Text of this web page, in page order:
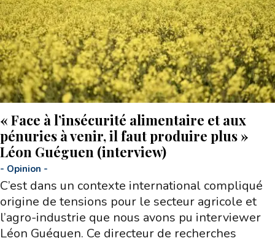
« Face à l’insécurité alimentaire et aux
pénuries à venir, il faut produire plus »
Léon Guéguen (interview)
- Opinion -
C’est dans un contexte international compliqué
origine de tensions pour le secteur agricole et
l’agro-industrie que nous avons pu interviewer
Léon Guéguen. Ce directeur de recherches